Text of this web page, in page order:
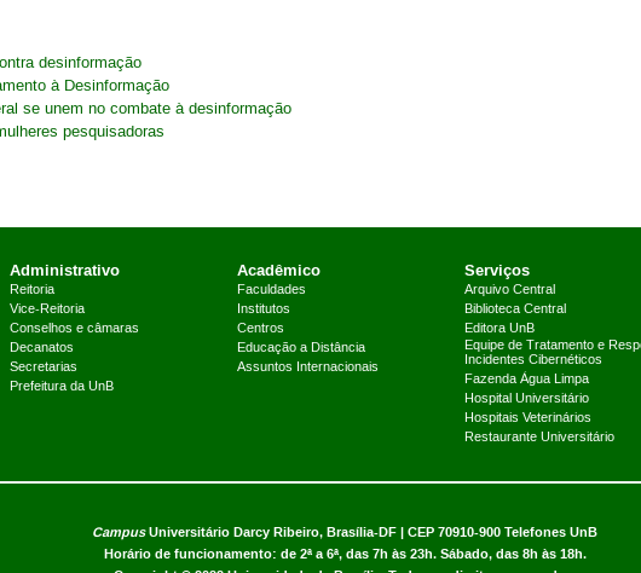
desinformação
à Desinformação
se unem no combate à desinformação
pesquisadoras
Administrativo
Reitoria
Vice-Reitoria
Conselhos e câmaras
Decanatos
Secretarias
Prefeitura da UnB
Acadêmico
Faculdades
Institutos
Centros
Educação a Distância
Assuntos Internacionais
Serviços
Arquivo Central
Biblioteca Central
Editora UnB
Equipe de Tratamento e
Incidentes Cibernéticos
Fazenda Água Limpa
Hospital Universitário
Hospitais Veterinários
Restaurante Universitário
CampusUniversitário Darcy Ribeiro, Brasília-DF | CEP 70910-900 Telefones UnB
Horário de funcionamento: de 2ª a 6ª, das 7h às 23h. Sábado, das 8h às 18h.